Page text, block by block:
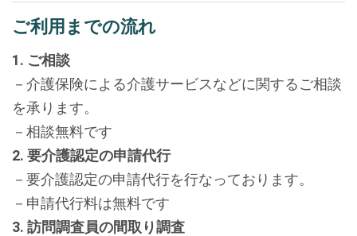
ご利用までの流れ
1. ご相談
－介護保険による介護サービスなどに関するご相談
を承ります。
－相談無料です
2. 要介護認定の申請代行
－要介護認定の申請代行を行なっております。
－申請代行料は無料です
3. 訪問調査員の間取り調査